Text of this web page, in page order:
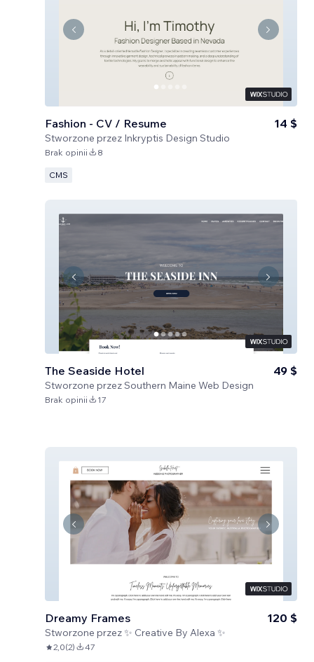
Fashion - CV / Resume
Stworzone przez Inkryptis Design Studio
14 $
Brak opinii 8
CMS
The Seaside Hotel
Stworzone przezSouthern Maine Web Design
49 $
Brak opinii 17
Dreamy Frames
Stworzone przez✨ Creative By Alexa ✨
120 $
2,0(2) 47